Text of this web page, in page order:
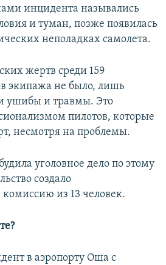
инцидента назывались
и туман, позже появилась
неполадках самолета.
жертв среди 159
экипажа не было, лишь
ушибы и травмы. Это
пилотов, которые
несмотря на проблемы.
уголовное дело по этому
создало
из 13 человек.
в аэропорту Оша с